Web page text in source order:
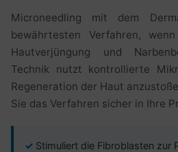
Microneedling mit dem
bewährtesten Verfahren,
Hautverjüngung und
Technik nutzt kontrollierte
Regeneration der Haut
Sie das Verfahren sicher in Ihre
Stimuliert die Fibroblasten zur